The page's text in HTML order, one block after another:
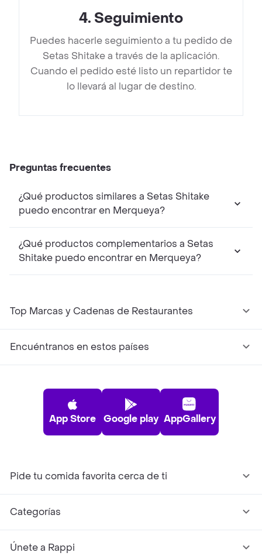
4. Seguimiento
Puedes hacerle seguimiento a tu pedido de
Setas Shitake a través de la aplicación.
Cuando el pedido esté listo un repartidor te
lo llevará al lugar de destino.
Preguntas frecuentes
¿Qué productos similares a Setas Shitake
puedo encontrar en Merqueya?
¿Qué productos complementarios a Setas
Shitake puedo encontrar en Merqueya?
Top Marcas y Cadenas de Restaurantes
Encuéntranos en estos países
App Store Google play AppGallery
Pide tu comida favorita cerca de ti
Categorías
Únete a Rappi